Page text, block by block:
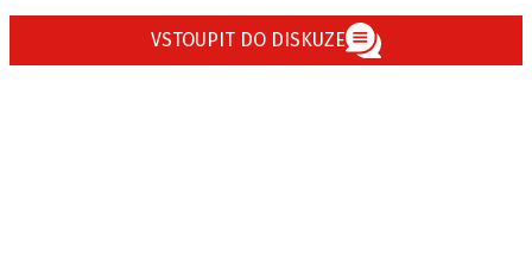
VSTOUPIT DO DISKUZE